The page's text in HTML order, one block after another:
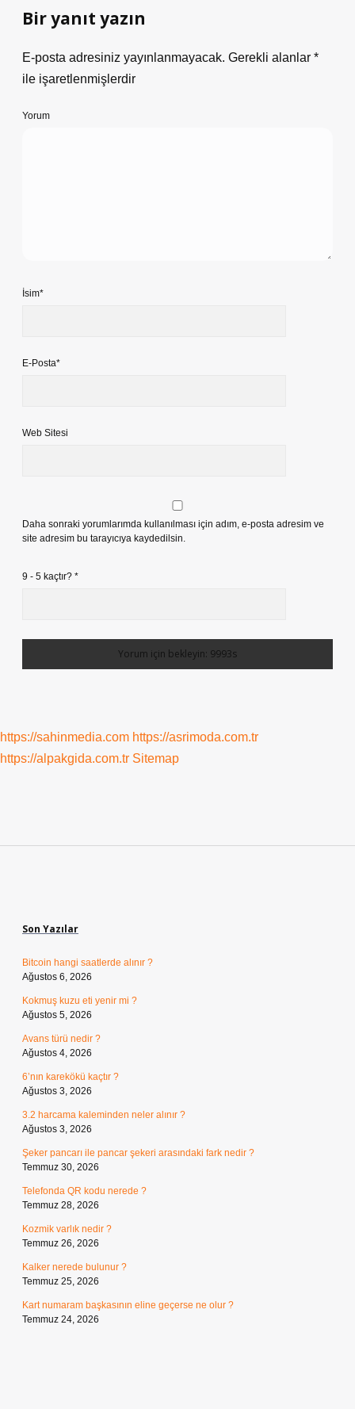
Bir yanıt yazın
E-posta adresiniz yayınlanmayacak. Gerekli alanlar *
ile işaretlenmişlerdir
Yorum
İsim*
E-Posta*
Web Sitesi
Daha sonraki yorumlarımda kullanılması için adım, e-posta adresim ve
site adresim bu tarayıcıya kaydedilsin.
9 - 5 kaçtır? *
https://sahinmedia.com https://asrimoda.com.tr
https://alpakgida.com.tr Sitemap
Son Yazılar
Bitcoin hangi saatlerde alınır ?
Ağustos 6, 2026
Kokmuş kuzu eti yenir mi ?
Ağustos 5, 2026
Avans türü nedir ?
Ağustos 4, 2026
6’nın karekökü kaçtır ?
Ağustos 3, 2026
3.2 harcama kaleminden neler alınır ?
Ağustos 3, 2026
Şeker pancarı ile pancar şekeri arasındaki fark nedir ?
Temmuz 30, 2026
Telefonda QR kodu nerede ?
Temmuz 28, 2026
Kozmik varlık nedir ?
Temmuz 26, 2026
Kalker nerede bulunur ?
Temmuz 25, 2026
Kart numaram başkasının eline geçerse ne olur ?
Temmuz 24, 2026